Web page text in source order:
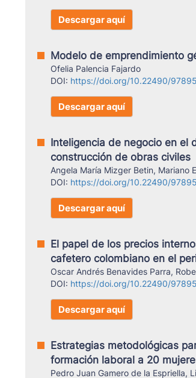
Descargar aquí
Modelo de emprendimiento
Ofelia Palencia Fajardo
DOI: https://doi.org/10.22490/
Descargar aquí
Inteligencia de negocio en el
construcción de obras civiles
Angela María Mizger Betin, Mariano
DOI: https://doi.org/10.22490/
Descargar aquí
El papel de los precios
cafetero colombiano en el
Oscar Andrés Benavides Parra,
DOI: https://doi.org/10.22490/
Descargar aquí
Estrategias metodológicas
formación laboral a 20
Pedro Juan Gamero de la Espriella,